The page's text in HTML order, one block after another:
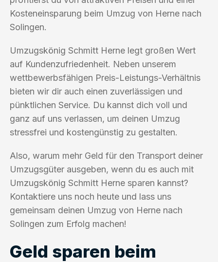
Kosteneinsparung beim Umzug von Herne nach
Solingen.
Umzugskönig Schmitt Herne legt großen Wert
auf Kundenzufriedenheit. Neben unserem
wettbewerbsfähigen Preis-Leistungs-Verhältnis
bieten wir dir auch einen zuverlässigen und
pünktlichen Service. Du kannst dich voll und
ganz auf uns verlassen, um deinen Umzug
stressfrei und kostengünstig zu gestalten.
Also, warum mehr Geld für den Transport deiner
Umzugsgüter ausgeben, wenn du es auch mit
Umzugskönig Schmitt Herne sparen kannst?
Kontaktiere uns noch heute und lass uns
gemeinsam deinen Umzug von Herne nach
Solingen zum Erfolg machen!
Geld sparen beim